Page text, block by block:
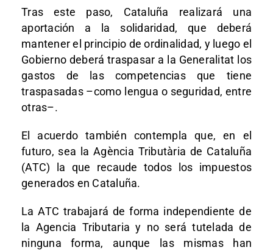
Tras este paso, Cataluña realizará una
aportación a la solidaridad, que deberá
mantener el principio de ordinalidad, y luego el
Gobierno deberá traspasar a la Generalitat los
gastos de las competencias que tiene
traspasadas –como lengua o seguridad, entre
otras–.
El acuerdo también contempla que, en el
futuro, sea la Agència Tributària de Cataluña
(ATC) la que recaude todos los impuestos
generados en Cataluña.
La ATC trabajará de forma independiente de
la Agencia Tributaria y no será tutelada de
ninguna forma, aunque las mismas han